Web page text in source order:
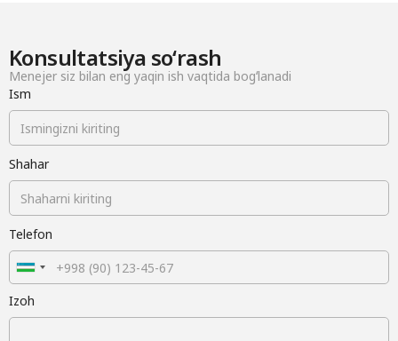
Konsultatsiya soʻrash
Menejer siz bilan eng yaqin ish vaqtida bogʻlanadi
Ism
Shahar
Telefon
Izoh